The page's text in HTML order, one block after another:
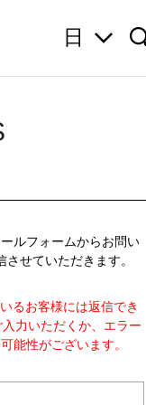
日
ルフォームからお問い
せていただきます。
るお客様には返信でき
力いただくか、エラー
能性がございます。